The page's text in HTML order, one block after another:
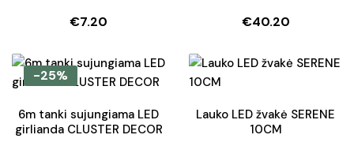
€7.20 €40.20
-25%
6m tanki sujungiama LED
girlianda CLUSTER DECOR
Lauko LED žvakė SERENE
10CM